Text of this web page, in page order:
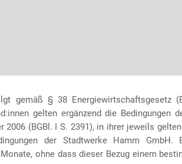
gemäß § 38 Energiewirtschaftsgesetz
gelten ergänzend die Bedingungen
2006 (BGBl. I S. 2391), in ihrer jeweils
der Stadtwerke Hamm
ohne dass dieser Bezug einem